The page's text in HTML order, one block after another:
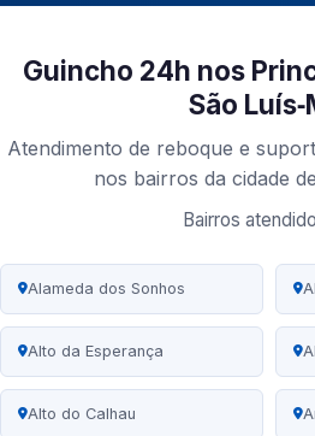
Guincho 24h nos
São
Atendimento de reboque e
nos bairros da cidade
Bairros
Alameda dos Sonhos
Alto da Esperança
Alto do Calhau